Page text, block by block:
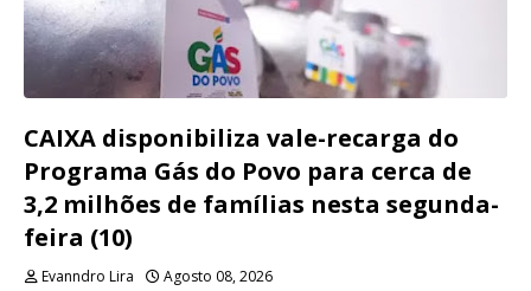
CAIXA disponibiliza vale-recarga do
Programa Gás do Povo para cerca de
3,2 milhões de famílias nesta segunda-
feira (10)
Evanndro Lira Agosto 08, 2026